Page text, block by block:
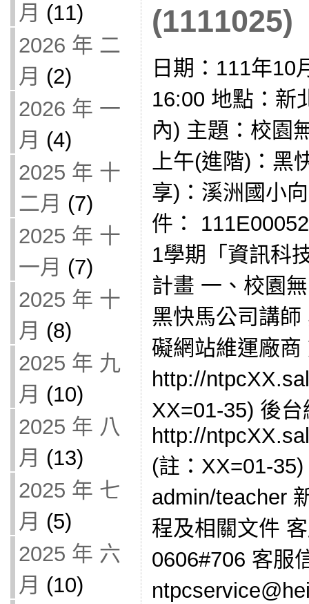
月 (11)
2026 年 二
月 (2)
2026 年 一
月 (4)
2025 年 十
二月 (7)
2025 年 十
一月 (7)
2025 年 十
月 (8)
2025 年 九
月 (10)
2025 年 八
月 (13)
2025 年 七
月 (5)
2025 年 六
月 (10)
(1111025)
日期：111年10
16:00 地點：新
內) 主題：校園
上午(進階)：黑
享)：溪洲國小
件：
1學期「資訊科
計畫 一、校園
黑快馬公司講
礙網站維運廠
http://
XX=01-35) 後
http://
(註：XX=01-
admin/teacher
程及相關文件
0606#706 客服